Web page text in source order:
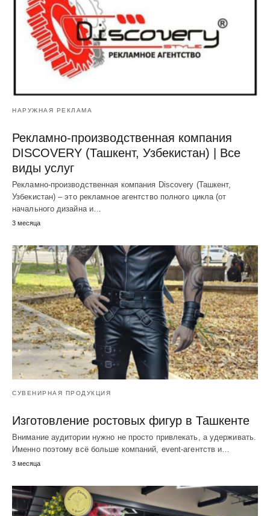
НАРУЖНАЯ РЕКЛАМА
Рекламно-производственная компания
DISCOVERY (Ташкент, Узбекистан) | Все
виды услуг
Рекламно-производственная компания Discovery (Ташкент,
Узбекистан) – это рекламное агентство полного цикла (от
начального дизайна и…
3 месяца
СУВЕНИРНАЯ ПРОДУКЦИЯ
Изготовление ростовых фигур в Ташкенте
Внимание аудитории нужно не просто привлекать, а удерживать.
Именно поэтому всё больше компаний, event-агентств и…
3 месяца